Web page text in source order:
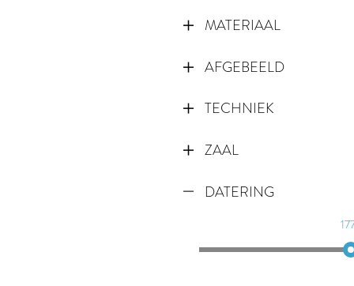
MATERIAAL
AFGEBEELD
TECHNIEK
ZAAL
DATERING